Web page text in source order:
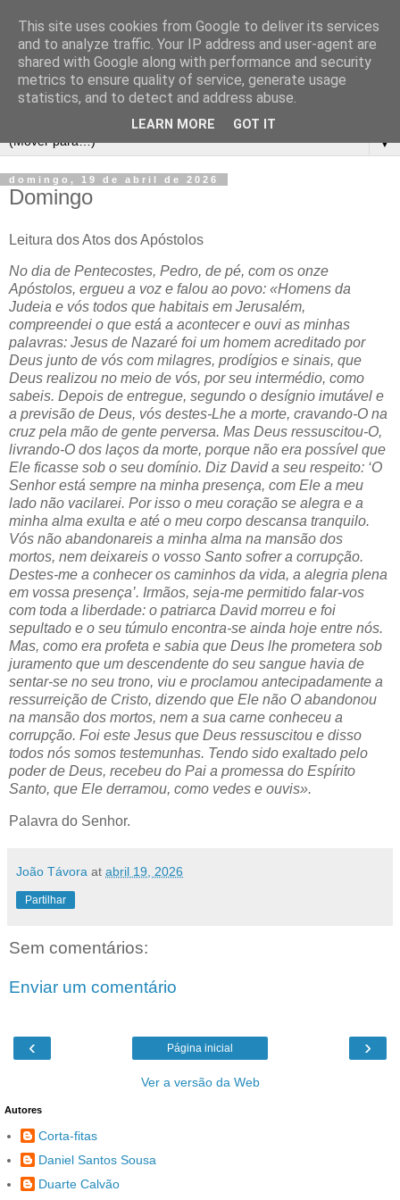
▼
domingo, 19 de abril de 2026
Domingo
Leitura dos Atos dos Apóstolos
No dia de Pentecostes, Pedro, de pé, com os onze
Apóstolos, ergueu a voz e falou ao povo: «Homens da
Judeia e vós todos que habitais em Jerusalém,
compreendei o que está a acontecer e ouvi as minhas
palavras: Jesus de Nazaré foi um homem acreditado por
Deus junto de vós com milagres, prodígios e sinais, que
Deus realizou no meio de vós, por seu intermédio, como
sabeis. Depois de entregue, segundo o desígnio imutável e
a previsão de Deus, vós destes-Lhe a morte, cravando-O na
cruz pela mão de gente perversa. Mas Deus ressuscitou-O,
livrando-O dos laços da morte, porque não era possível que
Ele ficasse sob o seu domínio. Diz David a seu respeito: ‘O
Senhor está sempre na minha presença, com Ele a meu
lado não vacilarei. Por isso o meu coração se alegra e a
minha alma exulta e até o meu corpo descansa tranquilo.
Vós não abandonareis a minha alma na mansão dos
mortos, nem deixareis o vosso Santo sofrer a corrupção.
Destes-me a conhecer os caminhos da vida, a alegria plena
em vossa presença’. Irmãos, seja-me permitido falar-vos
com toda a liberdade: o patriarca David morreu e foi
sepultado e o seu túmulo encontra-se ainda hoje entre nós.
Mas, como era profeta e sabia que Deus lhe prometera sob
juramento que um descendente do seu sangue havia de
sentar-se no seu trono, viu e proclamou antecipadamente a
ressurreição de Cristo, dizendo que Ele não O abandonou
na mansão dos mortos, nem a sua carne conheceu a
corrupção. Foi este Jesus que Deus ressuscitou e disso
todos nós somos testemunhas. Tendo sido exaltado pelo
poder de Deus, recebeu do Pai a promessa do Espírito
Santo, que Ele derramou, como vedes e ouvis».
Palavra do Senhor.
João Távora at abril 19, 2026
Partilhar
Sem comentários:
Enviar um comentário
‹ ›
Página inicial
Ver a versão da Web
Autores
Corta-fitas
Daniel Santos Sousa
Duarte Calvão
This site uses cookies from Google to deliver its services
and to analyze traffic. Your IP address and user-agent are
shared with Google along with performance and security
metrics to ensure quality of service, generate usage
statistics, and to detect and address abuse.
LEARN MORE GOT IT